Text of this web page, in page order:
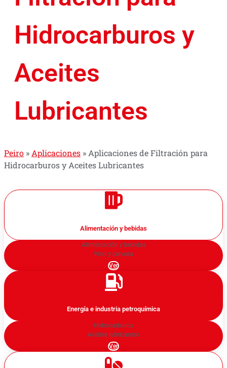
Hidrocarburos y
Aceites
Lubricantes
Peiro » Aplicaciones » Aplicaciones de Filtración para
Hidrocarburos y Aceites Lubricantes
Alimentación y bebidas
Alimentación y bebidas
Vino y cerveza
Ver
Energía e industria petroquímica
Hidrocarburos
Aceites lubricantes
Ver